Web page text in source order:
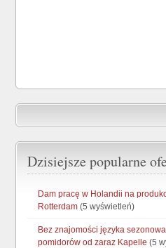
Dzisiejsze popularne
Dam pracę w Holandii na
Rotterdam (5 wyświetleń)
Bez znajomości języka
pomidorów od zaraz Kapelle (5